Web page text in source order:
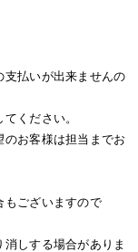
支払いが出来ませんの
ください。
のお客様は担当までお
もございますので
しする場合がありま